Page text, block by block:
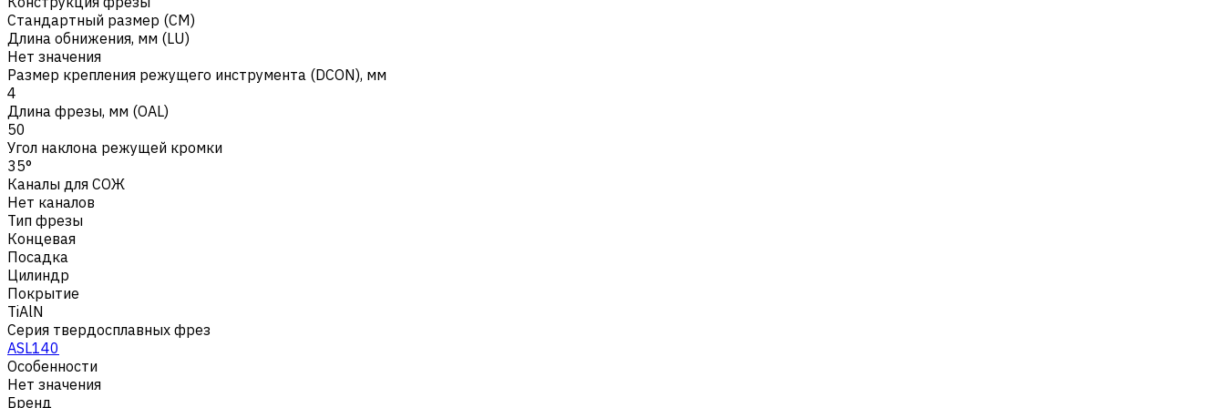
Стандартный размер (CM)
Длина обнижения, мм (LU)
Нет значения
Размер крепления режущего инструмента (DCON), мм
4
Длина фрезы, мм (OAL)
50
Угол наклона режущей кромки
35°
Каналы для СОЖ
Нет каналов
Тип фрезы
Концевая
Посадка
Цилиндр
Покрытие
TiAlN
Серия твердосплавных фрез
ASL140
Особенности
Нет значения
Бренд